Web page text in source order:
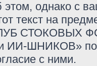
этом, однако с
текст на
ШНИКОВ»
с ними.